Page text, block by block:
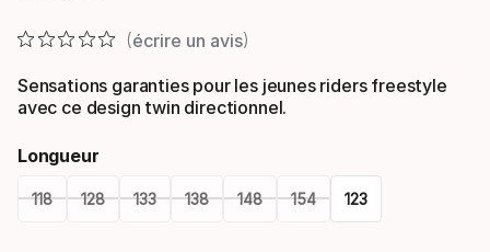
écrire un avis
Sensations garanties pour les jeunes riders freestyle
avec ce design twin directionnel.
Longueur
118 128 133 138 148 154 123